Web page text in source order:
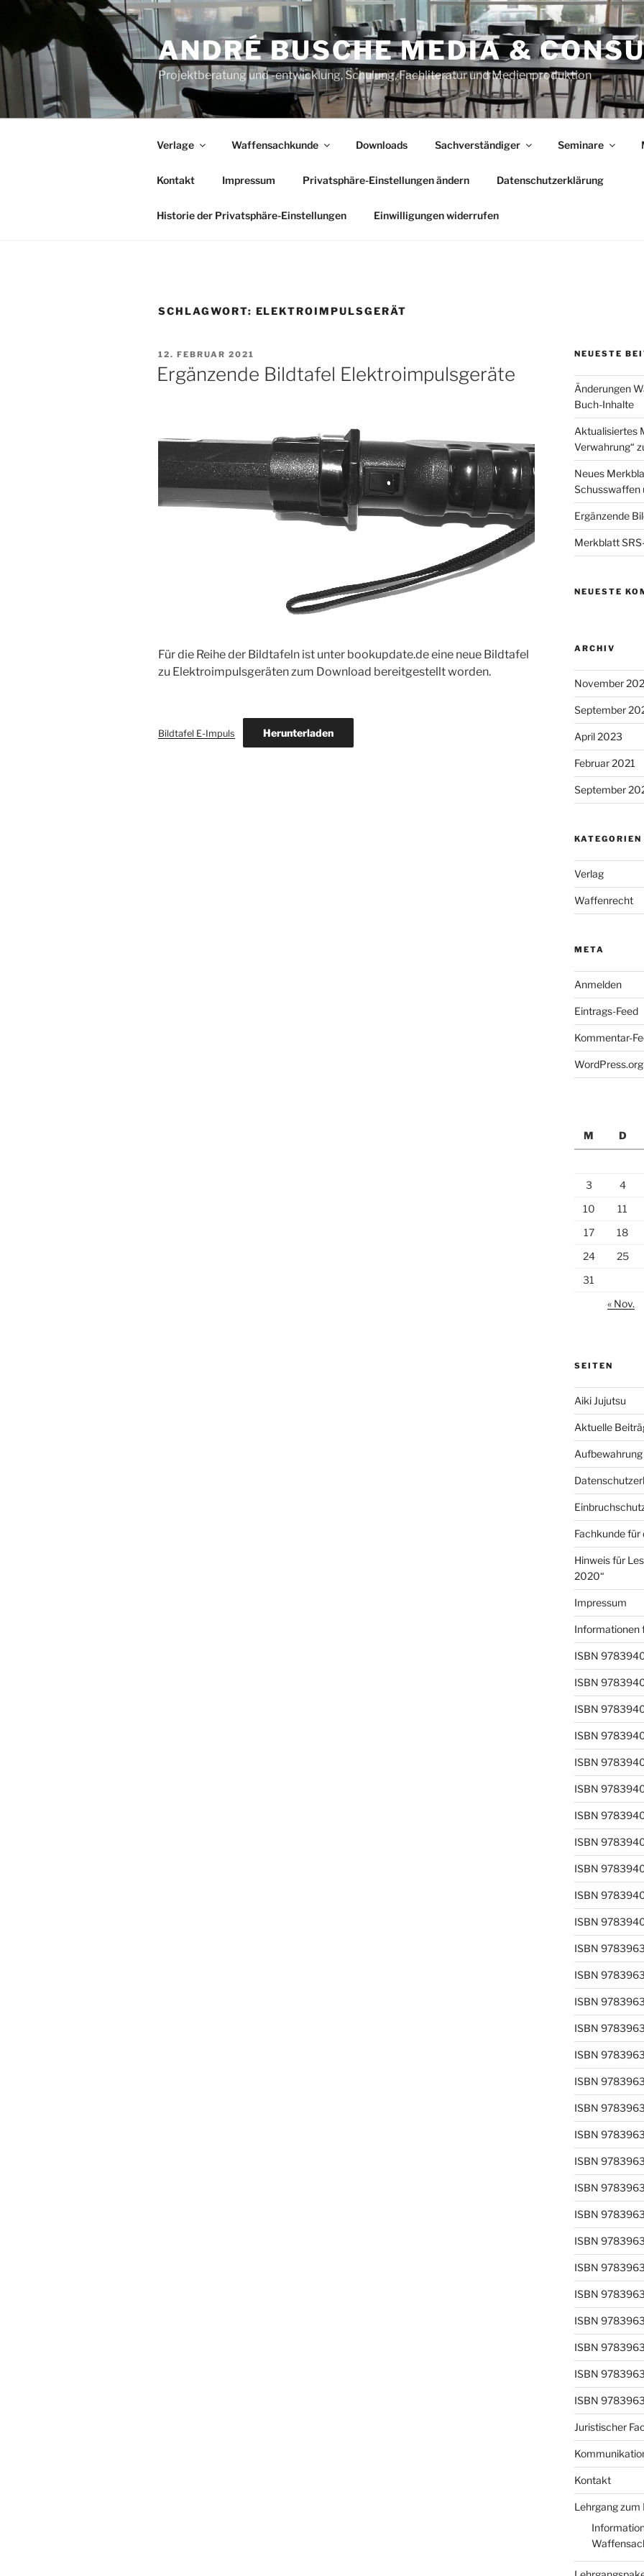
Zum
springen
ANDRÉ BUSCHE MEDIA &
Projektberatung und -entwicklung, Schulung, Fachliteratur und Medienproduktion
Verlage Waffensachkunde Downloads Sachverständiger Seminare
Kontakt Impressum Privatsphäre-Einstellungen ändern Datenschutzerklärung
Historie der Privatsphäre-Einstellungen Einwilligungen widerrufen
SCHLAGWORT: ELEKTROIMPULSGERÄT
VERÖFFENTLICHT
AM
12. FEBRUAR 2021
Ergänzende Bildtafel Elektroimpulsgeräte
Für die Reihe der Bildtafeln ist unter bookupdate.de eine neue Bildtafel
zu Elektroimpulsgeräten zum Download bereitgestellt worden.
Bildtafel E-Impuls Herunterladen
NEUESTE
Änderungen
Buch-Inhalte
Aktualisiertes
Verwahrung“
Neues
Schusswaffen
Ergänzende
Merkblatt
NEUESTE
ARCHIV
November
September
April 2023
Februar 2021
September
KATEGORIEN
Verlag
Waffenrecht
META
Anmelden
Eintrags-Feed
Kommentar-
WordPress.org
M
D
3
4
10
11
17
18
24
25
31
« Nov.
SEITEN
Aiki Jujutsu
Aktuelle
Fachkunde für
Hinweis für
2020“
Impressum
Informationen
ISBN
ISBN
ISBN
ISBN
ISBN
ISBN
ISBN
ISBN
ISBN
ISBN
ISBN
ISBN
ISBN
ISBN
ISBN
ISBN
ISBN
ISBN
ISBN
ISBN
ISBN
ISBN
ISBN
ISBN
ISBN
ISBN
ISBN
ISBN
ISBN
Juristischer
Kontakt
Lehrgang